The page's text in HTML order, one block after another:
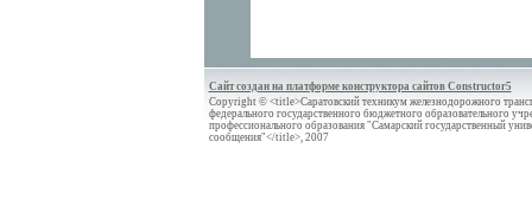
Copyright © <title>Саратовский техникум железнодорожного
федерального государственного бюджетного образовательного
профессионального образования "Самарский государственный
сообщения"</title>, 2007
Сайт создан на платформе конструктора сайтов Constructor5